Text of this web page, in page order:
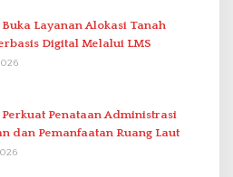
Buka Layanan Alokasi Tanah
Digital Melalui LMS
Perkuat Penataan Administrasi
dan Pemanfaatan Ruang Laut